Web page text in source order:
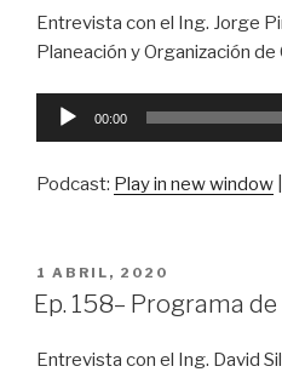
Entrevista con el Ing. Jorge
Planeación y Organización de
Reproductor
00:00
Podcast: Play in new window
PUBLICADO
EN
1 ABRIL, 2020
Ep. 158– Programa
Entrevista con el Ing. David